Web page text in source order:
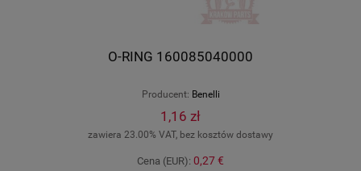
O-RING 160085040000
Producent: Benelli
1,16 zł
zawiera 23.00% VAT, bez kosztów dostawy
Cena (EUR): 0,27 €